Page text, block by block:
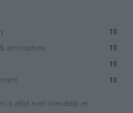
10
atmosphere
10
10
10
is altijd even vriendelijk en